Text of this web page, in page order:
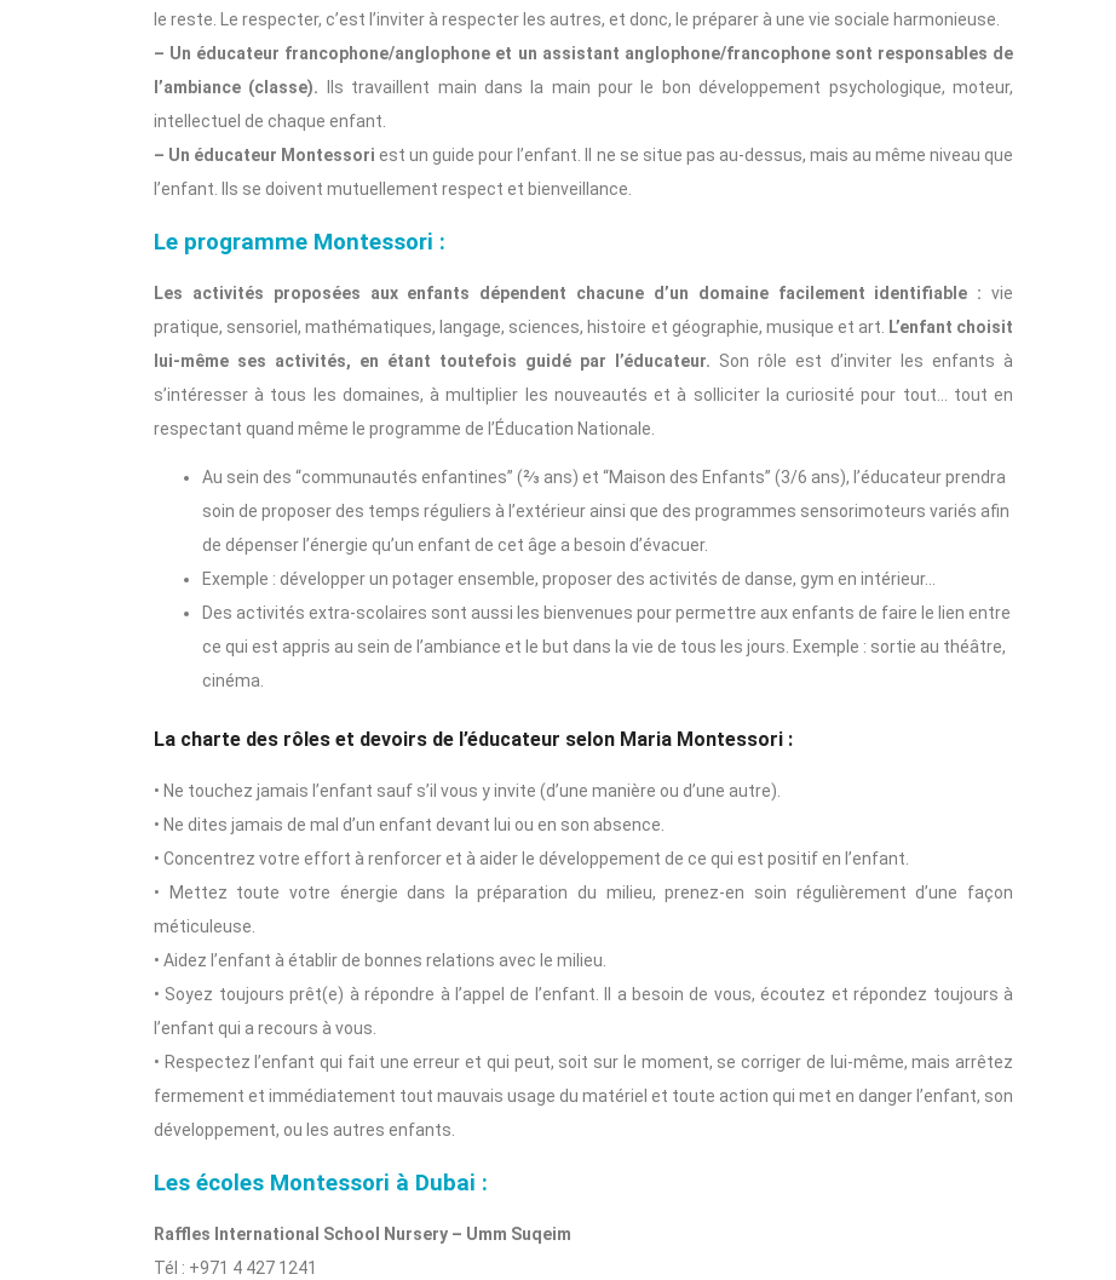
le reste. Le respecter, c’est l’inviter à respecter les autres, et donc, le préparer à une vie sociale harmonieuse.
– Un éducateur francophone/anglophone et un assistant anglophone/francophone sont responsables de
l’ambiance (classe). Ils travaillent main dans la main pour le bon développement psychologique, moteur,
intellectuel de chaque enfant.
– Un éducateur Montessori est un guide pour l’enfant. Il ne se situe pas au-dessus, mais au même niveau que
l’enfant. Ils se doivent mutuellement respect et bienveillance.
Le programme Montessori :
Les activités proposées aux enfants dépendent chacune d’un domaine facilement identifiable : vie
pratique, sensoriel, mathématiques, langage, sciences, histoire et géographie, musique et art.
L’enfant choisit
lui-même ses activités, en étant toutefois guidé par l’éducateur. Son rôle est d’inviter les enfants à
s’intéresser à tous les domaines, à multiplier les nouveautés et à solliciter la curiosité pour tout… tout en
respectant quand même le programme de l’Éducation Nationale.
Au sein des “communautés enfantines” (⅔ ans) et “Maison des Enfants” (3/6 ans), l’éducateur prendra
soin de proposer des temps réguliers à l’extérieur ainsi que des programmes sensorimoteurs variés afin
de dépenser l’énergie qu’un enfant de cet âge a besoin d’évacuer.
Exemple : développer un potager ensemble, proposer des activités de danse, gym en intérieur…
Des activités extra-scolaires sont aussi les bienvenues pour permettre aux enfants de faire le lien entre
ce qui est appris au sein de l’ambiance et le but dans la vie de tous les jours. Exemple : sortie au théâtre,
cinéma.
La charte des rôles et devoirs de l’éducateur selon Maria Montessori :
• Ne touchez jamais l’enfant sauf s’il vous y invite (d’une manière ou d’une autre).
• Ne dites jamais de mal d’un enfant devant lui ou en son absence.
• Concentrez votre effort à renforcer et à aider le développement de ce qui est positif en l’enfant.
• Mettez toute votre énergie dans la préparation du milieu, prenez-en soin régulièrement d’une façon
méticuleuse.
• Aidez l’enfant à établir de bonnes relations avec le milieu.
• Soyez toujours prêt(e) à répondre à l’appel de l’enfant. Il a besoin de vous, écoutez et répondez toujours à
l’enfant qui a recours à vous.
• Respectez l’enfant qui fait une erreur et qui peut, soit sur le moment, se corriger de lui-même, mais arrêtez
fermement et immédiatement tout mauvais usage du matériel et toute action qui met en danger l’enfant, son
développement, ou les autres enfants.
Les écoles Montessori à Dubai :
Raffles International School Nursery – Umm Suqeim
Tél : +971 4 427 1241